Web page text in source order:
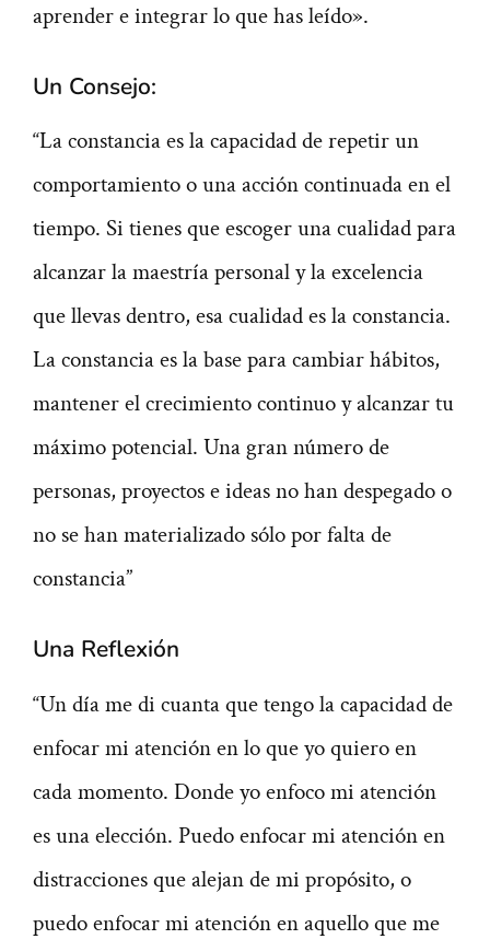
aprender e integrar lo que has leído».
Un Consejo:
“La constancia es la capacidad de repetir un
comportamiento o una acción continuada en el
tiempo. Si tienes que escoger una cualidad para
alcanzar la maestría personal y la excelencia
que llevas dentro, esa cualidad es la constancia.
La constancia es la base para cambiar hábitos,
mantener el crecimiento continuo y alcanzar tu
máximo potencial. Una gran número de
personas, proyectos e ideas no han despegado o
no se han materializado sólo por falta de
constancia”
Una Reflexión
“Un día me di cuanta que tengo la capacidad de
enfocar mi atención en lo que yo quiero en
cada momento. Donde yo enfoco mi atención
es una elección. Puedo enfocar mi atención en
distracciones que alejan de mi propósito, o
puedo enfocar mi atención en aquello que me